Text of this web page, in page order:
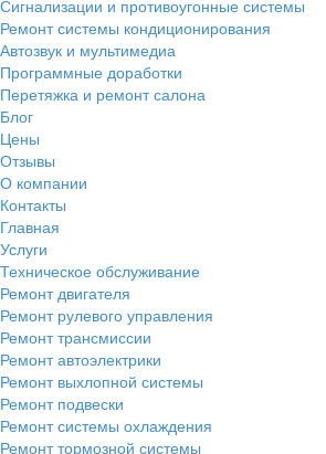
Сигнализации и противоугонные системы
Ремонт системы кондиционирования
Автозвук и мультимедиа
Программные доработки
Перетяжка и ремонт салона
Блог
Цены
Отзывы
О компании
Контакты
Главная
Услуги
Техническое обслуживание
Ремонт двигателя
Ремонт рулевого управления
Ремонт трансмиссии
Ремонт автоэлектрики
Ремонт выхлопной системы
Ремонт подвески
Ремонт системы охлаждения
Ремонт тормозной системы